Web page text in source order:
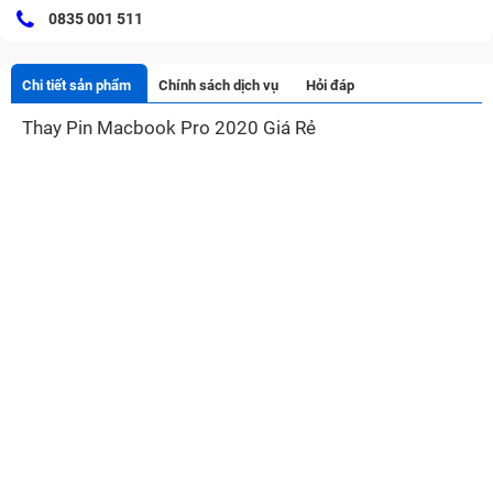
0835 001 511
Chi tiết sản phẩm Chính sách dịch vụ Hỏi đáp
Thay Pin Macbook Pro 2020 Giá Rẻ